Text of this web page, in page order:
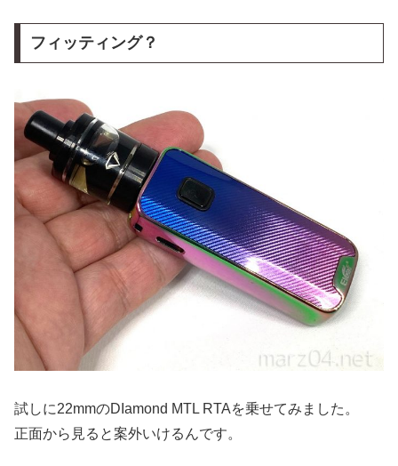
フィッティング？
試しに22mmのDIamond MTL RTAを乗せてみました。
正面から見ると案外いけるんです。